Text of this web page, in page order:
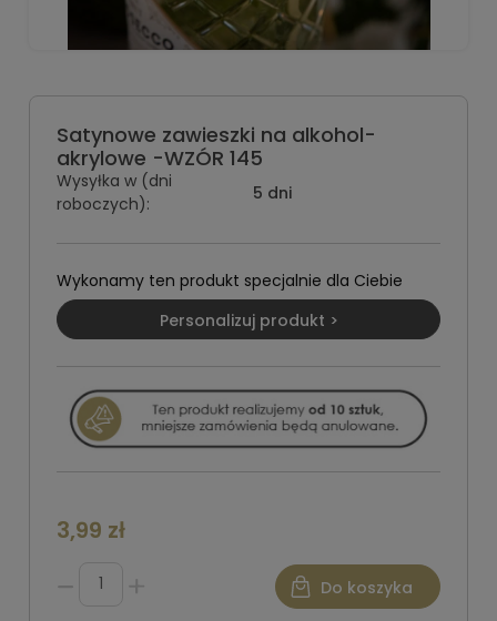
Satynowe zawieszki na alkohol-
akrylowe -WZÓR 145
Wysyłka w (dni
roboczych):
5 dni
Wykonamy ten produkt specjalnie dla Ciebie
Personalizuj produkt >
3,99 zł
Do koszyka